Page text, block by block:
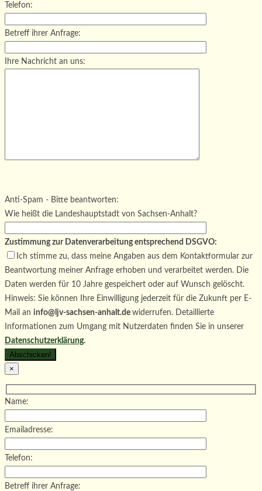
Telefon:
Betreff ihrer Anfrage:
Ihre Nachricht an uns:
Bitte lasse dieses Feld leer.
Anti-Spam - Bitte beantworten:
Wie heißt die Landeshauptstadt von Sachsen-Anhalt?
Zustimmung zur Datenverarbeitung entsprechend DSGVO:
Ich stimme zu, dass meine Angaben aus dem Kontaktformular zur
Beantwortung meiner Anfrage erhoben und verarbeitet werden. Die
Daten werden für 10 Jahre gespeichert oder auf Wunsch gelöscht.
Hinweis: Sie können Ihre Einwilligung jederzeit für die Zukunft per E-
Mail an info@ljv-sachsen-anhalt.de widerrufen. Detaillierte
Informationen zum Umgang mit Nutzerdaten finden Sie in unserer
Datenschutzerklärung.
×
Name:
Emailadresse:
Telefon:
Betreff ihrer Anfrage: